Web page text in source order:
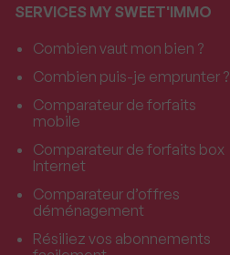
SERVICES MY SWEET'IMMO
Combien vaut mon bien ?
Combien puis-je emprunter ?
Comparateur de forfaits
mobile
Comparateur de forfaits box
Internet
Comparateur d’offres
déménagement
Résiliez vos abonnements